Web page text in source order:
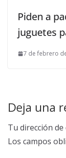
Piden a
juguetes
7 de febrero
Deja una
Tu dirección
Los campos